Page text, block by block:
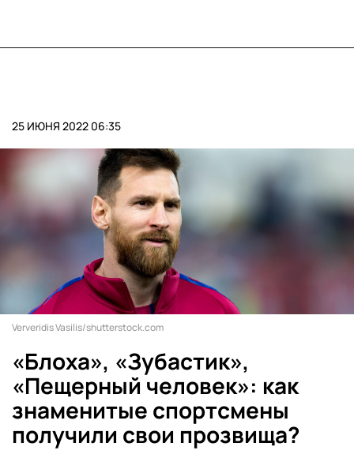
25 ИЮНЯ 2022 06:35
Ververidis Vasilis/shutterstock.com
«Блоха», «Зубастик»,
«Пещерный человек»: как
знаменитые спортсмены
получили свои прозвища?